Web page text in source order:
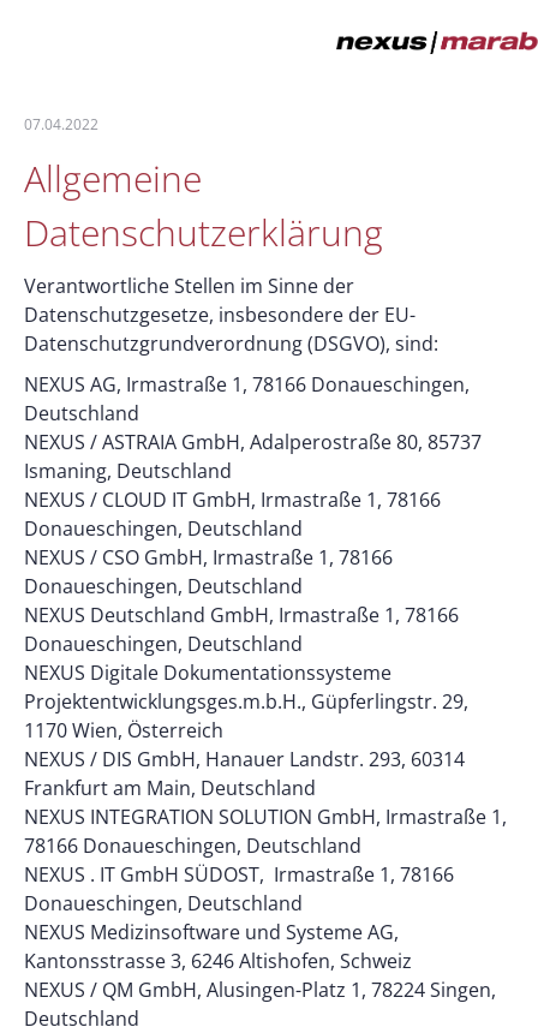
07.04.2022
Allgemeine
Datenschutzerklärung
Verantwortliche Stellen im Sinne der
Datenschutzgesetze, insbesondere der EU-
Datenschutzgrundverordnung (DSGVO), sind:
NEXUS AG, Irmastraße 1, 78166 Donaueschingen,
Deutschland
NEXUS / ASTRAIA GmbH, Adalperostraße 80, 85737
Ismaning, Deutschland
NEXUS / CLOUD IT GmbH, Irmastraße 1, 78166
Donaueschingen, Deutschland
NEXUS / CSO GmbH, Irmastraße 1, 78166
Donaueschingen, Deutschland
NEXUS Deutschland GmbH, Irmastraße 1, 78166
Donaueschingen, Deutschland
NEXUS Digitale Dokumentationssysteme
Projektentwicklungsges.m.b.H., Güpferlingstr. 29,
1170 Wien, Österreich
NEXUS / DIS GmbH, Hanauer Landstr. 293, 60314
Frankfurt am Main, Deutschland
NEXUS INTEGRATION SOLUTION GmbH, Irmastraße 1,
78166 Donaueschingen, Deutschland
NEXUS . IT GmbH SÜDOST, Irmastraße 1, 78166
Donaueschingen, Deutschland
NEXUS Medizinsoftware und Systeme AG,
Kantonsstrasse 3, 6246 Altishofen, Schweiz
NEXUS / QM GmbH, Alusingen-Platz 1, 78224 Singen,
Deutschland